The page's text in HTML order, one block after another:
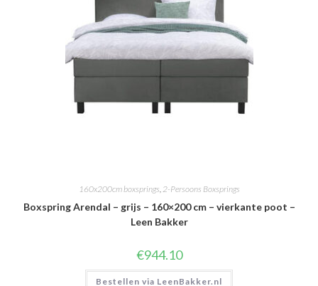
160x200cm boxsprings,2-Persoons Boxsprings
Boxspring Arendal – grijs – 160×200 cm – vierkante poot –
Leen Bakker
€944.10
Bestellen via LeenBakker.nl